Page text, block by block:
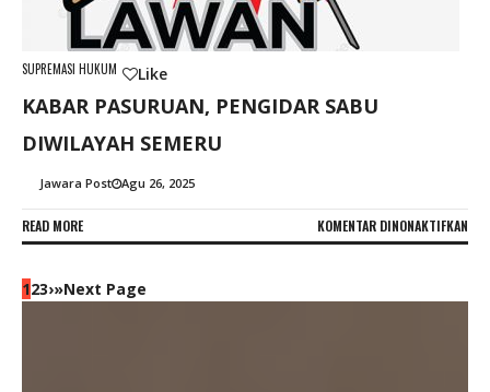
SUPREMASI HUKUM Like
KABAR PASURUAN, PENGIDAR SABU
DIWILAYAH SEMERU
Jawara Post Agu 26, 2025
READ MORE KOMENTAR DINONAKTIFKAN
123›»Next Page